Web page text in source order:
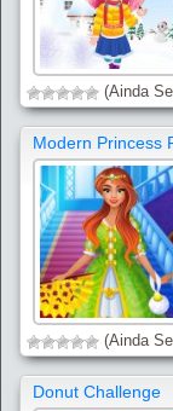
(Ainda
Modern Princess
(Ainda
Donut Challenge